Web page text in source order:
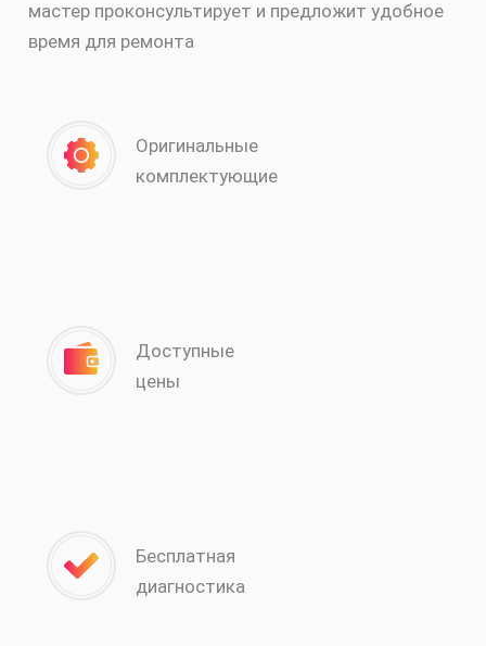
мастер проконсультирует и предложит удобное
время для ремонта
Оригинальные
комплектующие
Доступные
цены
Бесплатная
диагностика